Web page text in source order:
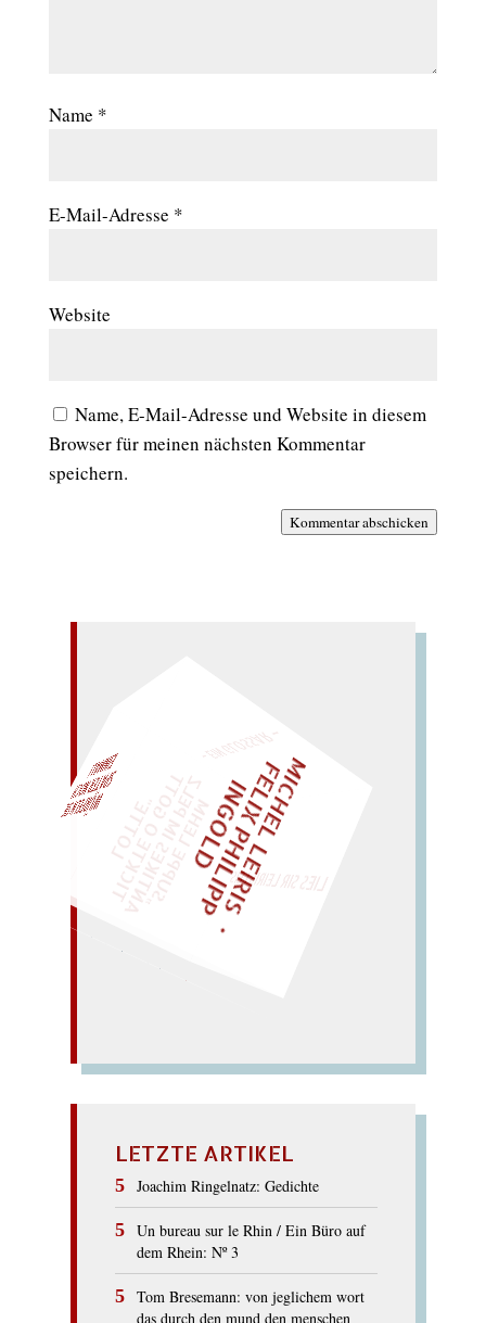
Name *
E-Mail-Adresse *
Website
Name, E-Mail-Adresse und Website in diesem
Browser für meinen nächsten Kommentar
speichern.
Kommentar abschicken
„
S
U
P
P
E
L
E
M
A
N
T
I
K
E
S
I
M
E
L
Z
T
I
C
K
T
E
O
G
O
T
T
L
O
T
T
E
Casinospass? – Kipp
M
I
C
H
E
L
L
E
I
R
I
S
・
F
E
L
I
X
P
H
I
L
I
P
P
I
N
G
O
L
D
EINMAL!
LETZTE ARTIKEL
Joachim Ringelnatz: Gedichte
Un bureau sur le Rhin / Ein Büro auf
dem Rhein: Nº 3
Tom Bresemann: von jeglichem wort
das durch den mund den menschen